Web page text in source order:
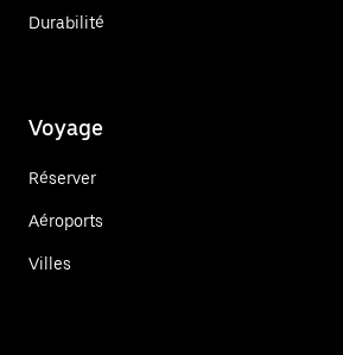
Durabilité
Voyage
Réserver
Aéroports
Villes